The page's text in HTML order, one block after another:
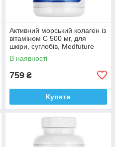
Активний морський колаген із
вітаміном C 500 мг, для
шкіри, суглобів, Medfuture
Active Marine Collagen 60
капсул Доставка з ЄС
В наявності
759 ₴
Купити